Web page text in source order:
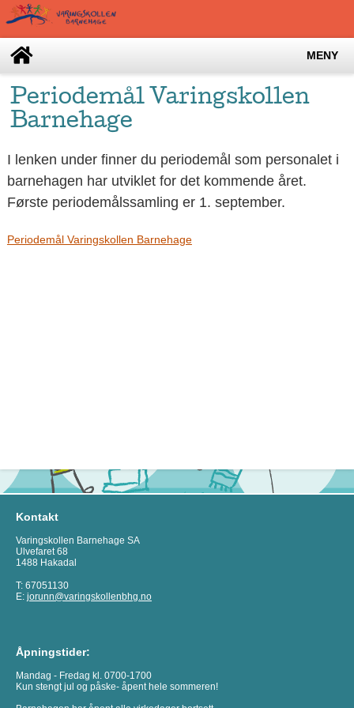
MENY
Periodemål Varingskollen
Barnehage
I lenken under finner du periodemål som personalet i
barnehagen har utviklet for det kommende året.
Første periodemålssamling er 1. september.
Periodemål Varingskollen Barnehage
Kontakt
Varingskollen Barnehage SA
Ulvefaret 68
1488 Hakadal
T: 67051130
E: jorunn@varingskollenbhg.no
Åpningstider:
Mandag - Fredag kl. 0700-1700
Kun stengt jul og påske- åpent hele sommeren!